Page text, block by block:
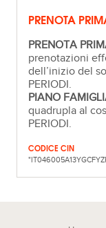
PRENOTA
PRENOTA
prenotazioni
dell’inizio del
PERIODI.
PIANO
quadrupla al
PERIODI.
CODICE CIN